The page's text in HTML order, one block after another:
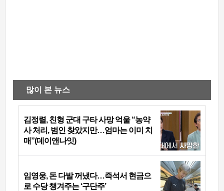
많이 본 뉴스
김정렬, 친형 군대 구타 사망 억울 “농약
사 처리, 범인 찾았지만…엄마는 이미 치
매”(데이앤나잇)
임영웅, 돈 다발 꺼냈다…즉석서 현금으
로 수당 챙겨주는 ‘구단주’